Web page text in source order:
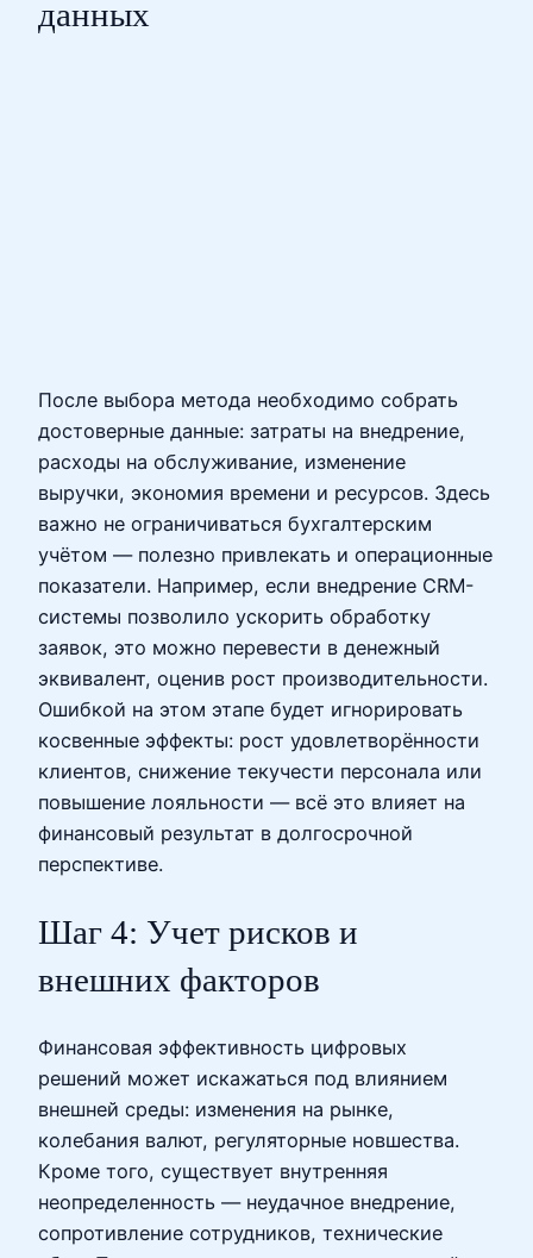
данных
После выбора метода необходимо собрать
достоверные данные: затраты на внедрение,
расходы на обслуживание, изменение
выручки, экономия времени и ресурсов. Здесь
важно не ограничиваться бухгалтерским
учётом — полезно привлекать и операционные
показатели. Например, если внедрение CRM-
системы позволило ускорить обработку
заявок, это можно перевести в денежный
эквивалент, оценив рост производительности.
Ошибкой на этом этапе будет игнорировать
косвенные эффекты: рост удовлетворённости
клиентов, снижение текучести персонала или
повышение лояльности — всё это влияет на
финансовый результат в долгосрочной
перспективе.
Шаг 4: Учет рисков и
внешних факторов
Финансовая эффективность цифровых
решений может искажаться под влиянием
внешней среды: изменения на рынке,
колебания валют, регуляторные новшества.
Кроме того, существует внутренняя
неопределенность — неудачное внедрение,
сопротивление сотрудников, технические